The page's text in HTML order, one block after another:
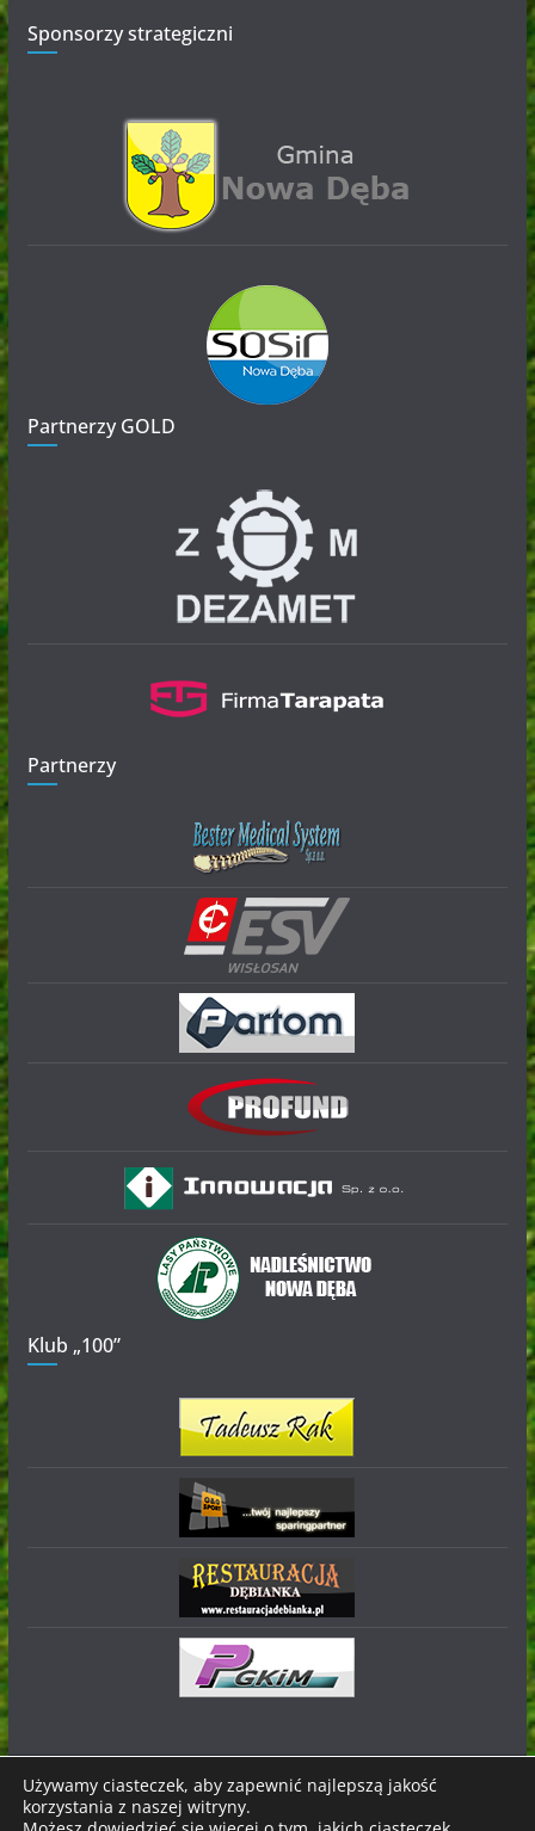
Sponsorzy strategiczni
Partnerzy GOLD
Partnerzy
Klub „100”
Prawa autorskie © 2026Stal Nowa Dęba. Wszystkie prawa
Używamy ciasteczek, aby zapewnić najlepszą jakość
korzystania z naszej witryny.